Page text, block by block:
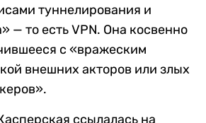
туннелирования и
— то есть VPN. Она косвенно
с «вражеским
внешних акторов или злых
ссылалась на